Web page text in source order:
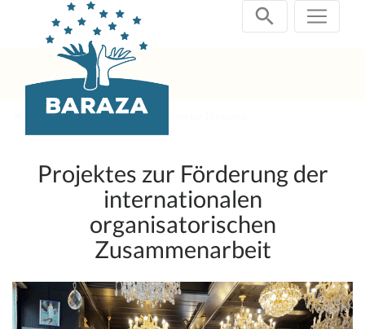
springen
aktuelle Projekte CCP Tandem for Tolerance
Projektes zur Förderung der
internationalen
organisatorischen
Zusammenarbeit